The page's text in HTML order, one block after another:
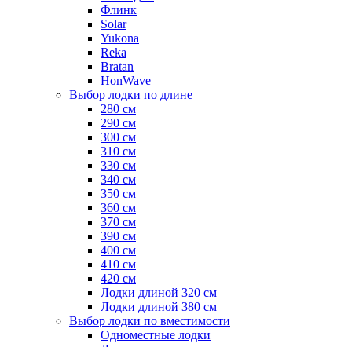
Флинк
Solar
Yukona
Reka
Bratan
HonWave
Выбор лодки по длине
280 см
290 см
300 см
310 см
330 см
340 см
350 см
360 см
370 см
390 см
400 см
410 см
420 см
Лодки длиной 320 см
Лодки длиной 380 см
Выбор лодки по вместимости
Одноместные лодки